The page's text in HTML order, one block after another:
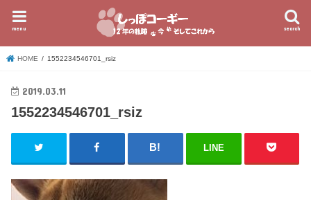
search
menu
HOME 1552234546701_rsiz
2019.03.11
1552234546701_rsiz
LINE